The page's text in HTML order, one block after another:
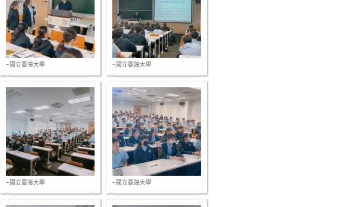
-國立臺灣大學 -國立臺灣大學
-國立臺灣大學 -國立臺灣大學